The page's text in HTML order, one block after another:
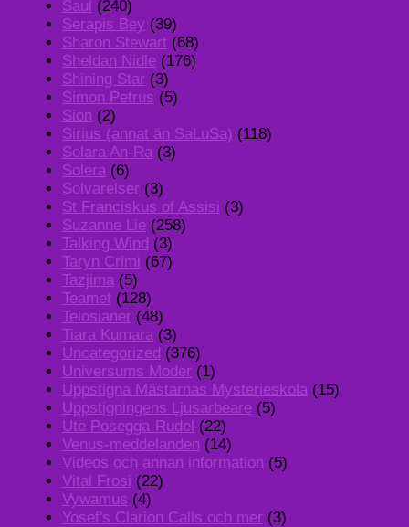
Saul (240)
Serapis Bey (39)
Sharon Stewart (68)
Sheldan Nidle (176)
Shining Star (3)
Simon Petrus (5)
Sion (2)
Sirius (annat än SaLuSa) (118)
Solara An-Ra (3)
Solera (6)
Solvarelser (3)
St Franciskus of Assisi (3)
Suzanne Lie (258)
Talking Wind (3)
Taryn Crimi (67)
Tazjima (5)
Teamet (128)
Telosianer (48)
Tiara Kumara (3)
Uncategorized (376)
Universums Moder (1)
Uppstigna Mästarnas Mysterieskola (15)
Uppstigningens Ljusarbeare (5)
Ute Posegga-Rudel (22)
Venus-meddelanden (14)
Videos och annan information (5)
Vital Frosi (22)
Vywamus (4)
Yosef's Clarion Calls och mer (3)